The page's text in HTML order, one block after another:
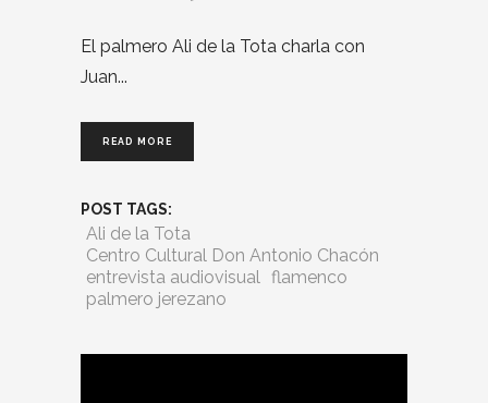
El palmero Ali de la Tota charla con
Juan
READ MORE
POST TAGS:
Ali de la Tota
Centro Cultural Don Antonio Chacón
entrevista audiovisual flamenco
palmero jerezano